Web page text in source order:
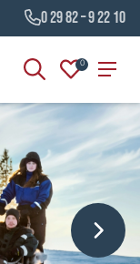
0 29 82 – 9 22 10
0